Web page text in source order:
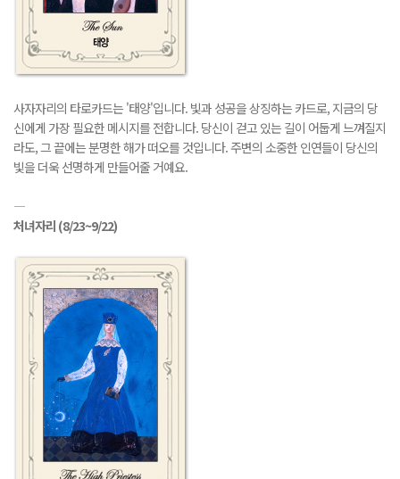
사자자리의 타로카드는 '태양'입니다. 빛과 성공을 상징하는 카드로, 지금의 당
신에게 가장 필요한 메시지를 전합니다. 당신이 걷고 있는 길이 어둡게 느껴질지
라도, 그 끝에는 분명한 해가 떠오를 것입니다. 주변의 소중한 인연들이 당신의
빛을 더욱 선명하게 만들어줄 거예요.
―
처녀자리 (8/23~9/22)